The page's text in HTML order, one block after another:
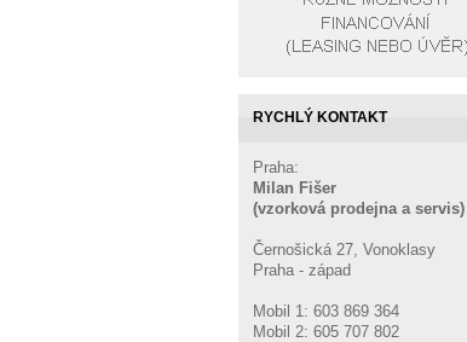
RYCHLÝ KONTAKT
Praha:
Milan Fišer
(vzorková prodejna a servis)
Černošická 27, Vonoklasy
Praha - západ
Mobil 1: 603 869 364
Mobil 2: 605 707 802